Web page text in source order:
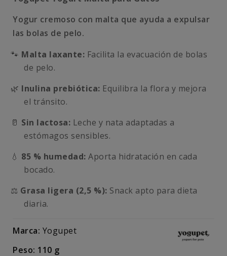
Yogur cremoso con malta que ayuda a expulsar
las bolas de pelo.
🐾 Malta laxante: Facilita la evacuación de bolas
de pelo.
🌿 Inulina prebiótica: Equilibra la flora y mejora
el tránsito.
🥛 Sin lactosa: Leche y nata adaptadas a
estómagos sensibles.
💧 85 % humedad: Aporta hidratación en cada
bocado.
⚖️ Grasa ligera (2,5 %): Snack apto para dieta
diaria.
Marca: Yogupet
Peso: 110 g